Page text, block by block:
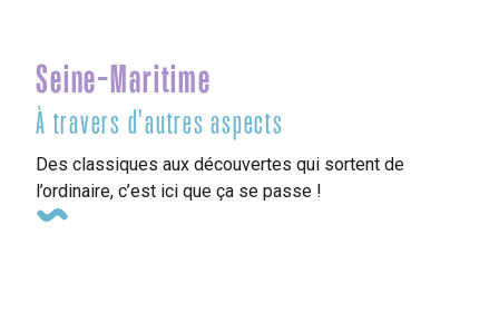
Seine-Maritime
À travers d'autres aspects
Des classiques aux découvertes qui sortent de
l’ordinaire, c’est ici que ça se passe !